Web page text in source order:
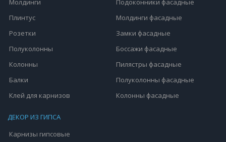
Плинтус
Розетки
Полуколонны
Колонны
Балки
Клей для карнизов
Молдинги фасадные
Замки фасадные
Боссажи фасадные
Пилястры фасадные
Полуколонны фасадные
Колонны фасадные
ДЕКОР ИЗ ГИПСА
Карнизы гипсовые